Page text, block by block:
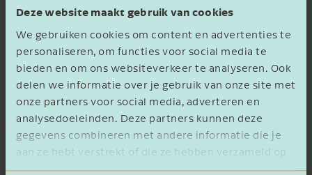
Deze website maakt gebruik van cookies
We gebruiken cookies om content en advertenties te
personaliseren, om functies voor social media te
bieden en om ons websiteverkeer te analyseren. Ook
delen we informatie over je gebruik van onze site met
onze partners voor social media, adverteren en
analysedoeleinden. Deze partners kunnen deze
gegevens combineren met andere informatie die je
aan ze hebt verstrekt of die ze hebben verzameld op
basis van het gebruik van hun services.
Meer van André